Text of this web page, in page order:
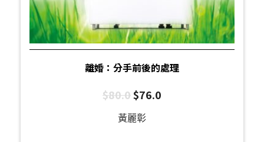
離婚：分手前後的處理
$80.0$76.0
黃麗彰